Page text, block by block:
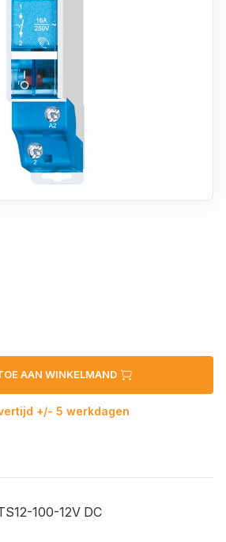
AAN WINKELMAND
+/- 5 werkdagen
100-12V DC